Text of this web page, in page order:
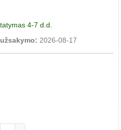
4-7 d.d.
2026-08-17